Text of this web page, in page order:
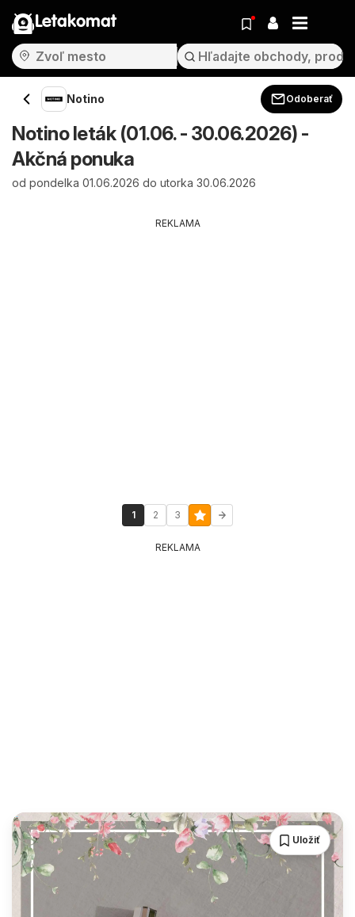
Letakomat
Notino Odoberať
Notino leták (01.06. - 30.06.2026) -
Akčná ponuka
od pondelka 01.06.2026 do utorka 30.06.2026
REKLAMA
1 2 3
REKLAMA
Uložiť